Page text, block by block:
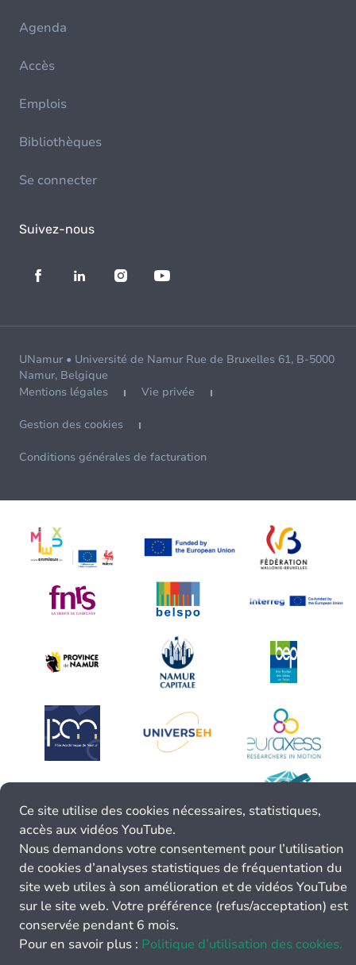
Agenda
Accès
Emplois
Bibliothèques
Se connecter
Suivez-nous
UNamur • Université de Namur Rue de Bruxelles 61, B-5000
Namur, Belgique
Mentions légales
Vie privée
Gestion des cookies
Conditions générales de facturation
Ce site utilise des cookies nécessaires, statistiques,
accès aux vidéos YouTube.
Nous demandons votre consentement pour l’utilisation
de cookies d’analyses statistiques de fréquentation du
site web utiles à son amélioration et de vidéos YouTube
sur le site web. Votre préférence (refus/acceptation) est
conservée pendant 6 mois.
Pour en savoir plus : Politique d’utilisation des cookies.